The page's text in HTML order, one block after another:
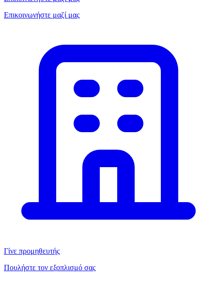
Επικοινωνήστε μαζί μας
Γίνε προμηθευτής
Πουλήστε τον εξοπλισμό σας